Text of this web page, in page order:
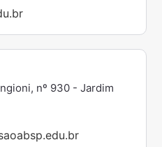
nº 930 - Jardim